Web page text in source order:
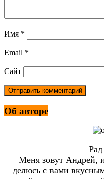
Имя *
Email *
Сайт
Об авторе
Рад
Меня зовут Андрей,
делюсь с вами